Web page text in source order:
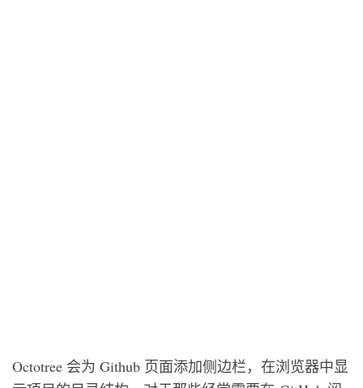
Octotree 会为 Github 页面添加侧边栏，在浏览器中显